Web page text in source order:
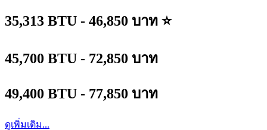
35,313 BTU - 46,850 บาท ⭐
45,700 BTU - 72,850 บาท
49,400 BTU - 77,850 บาท
ดูเพิ่มเติม...